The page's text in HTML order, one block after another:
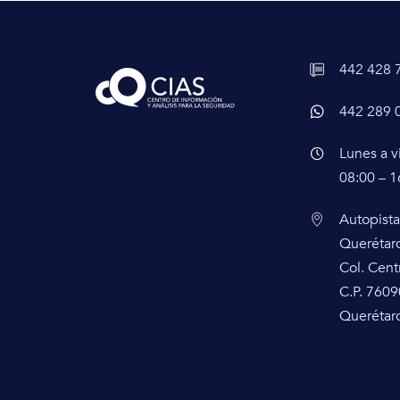
442 428
442 289
Lunes a
08:00 –
Col.
C.P.